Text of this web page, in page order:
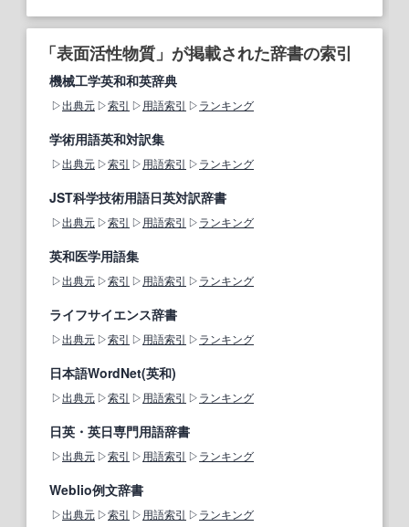
「表面活性物質」が掲載された辞書の索引
機械工学英和和英辞典
出典元 索引 用語索引 ランキング
学術用語英和対訳集
出典元 索引 用語索引 ランキング
JST科学技術用語日英対訳辞書
出典元 索引 用語索引 ランキング
英和医学用語集
出典元 索引 用語索引 ランキング
ライフサイエンス辞書
出典元 索引 用語索引 ランキング
日本語WordNet(英和)
出典元 索引 用語索引 ランキング
日英・英日専門用語辞書
出典元 索引 用語索引 ランキング
Weblio例文辞書
出典元 索引 用語索引 ランキング